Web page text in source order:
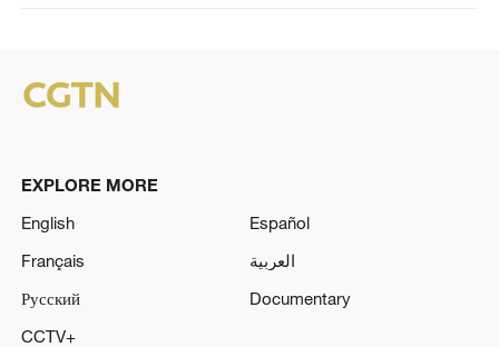
EXPLORE MORE
English
Español
Français
العربية
Русский
Documentary
CCTV+